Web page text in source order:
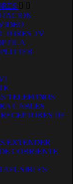
 
TV
TELEFONOS
CABLES
DE
EXTENDER
CORRIENTE